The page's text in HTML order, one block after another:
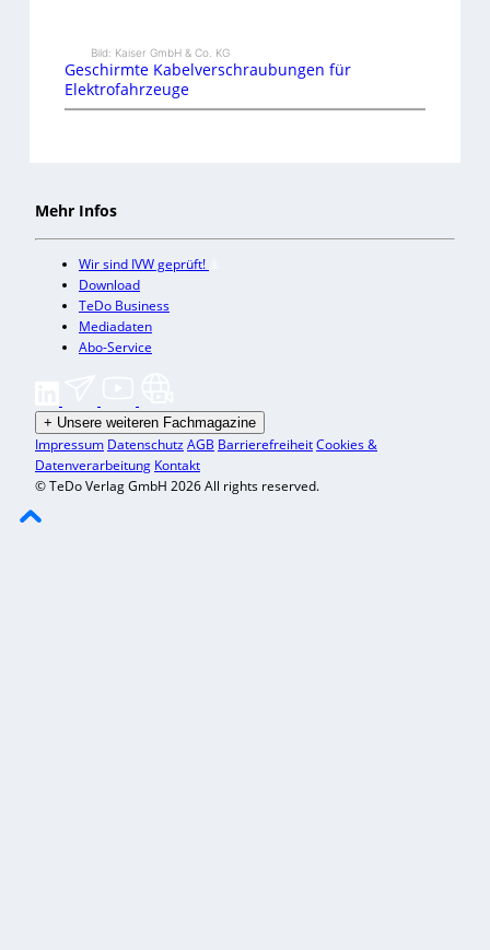
Bild: Kaiser GmbH & Co. KG
Geschirmte Kabelverschraubungen für
Elektrofahrzeuge
Mehr Infos
Wir sind IVW geprüft!
Download
TeDo Business
Mediadaten
Abo-Service
+ Unsere weiteren Fachmagazine
Impressum DatenschutzAGB BarrierefreiheitCookies &
Datenverarbeitung Kontakt
© TeDo Verlag GmbH 2026 All rights reserved.